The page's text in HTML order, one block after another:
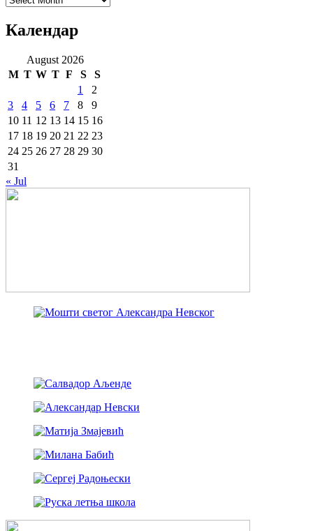
Календар
August 2026
M T W T F S
S
1
2
3
4 5 6 7 8
9
10 11 12 13 14 15 16
17 18 19 20 21 22 23
24 25 26 27 28 29 30
31
« Jul